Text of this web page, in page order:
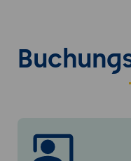
Installation
Überblick über